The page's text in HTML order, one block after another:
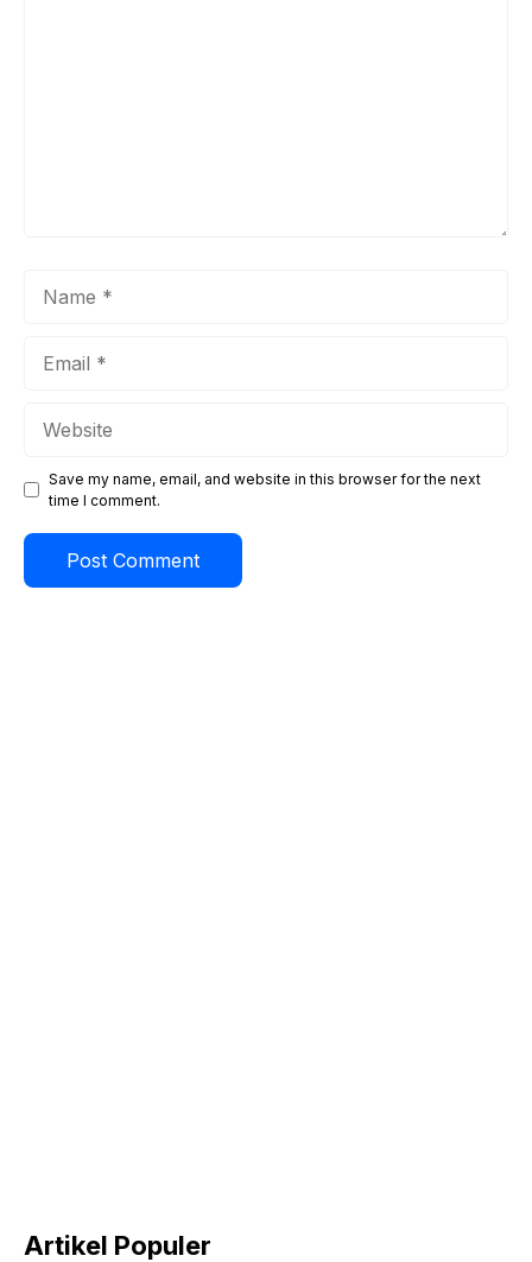
Save my name, email, and website in this browser for the next
time I comment.
Artikel Populer